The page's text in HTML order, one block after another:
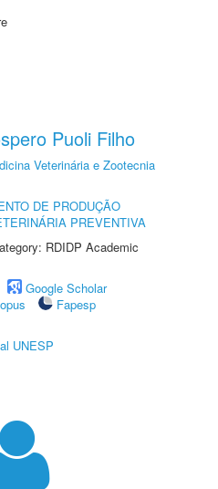
Puoli Filho
Veterinária e Zootecnia
DE PRODUÇÃO
PREVENTIVA
RDIDP Academic
Google Scholar
Fapesp
UNESP